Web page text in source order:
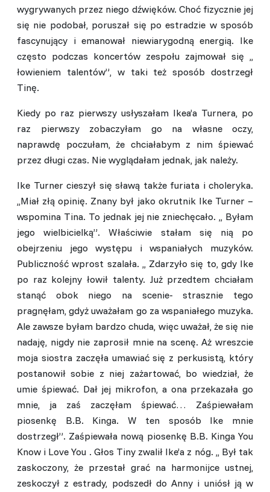
wygrywanych przez niego dźwięków. Choć fizycznie jej
się nie podobał, poruszał się po estradzie w sposób
fascynujący i emanował niewiarygodną energią. Ike
często podczas koncertów zespołu zajmował się ,,
łowieniem talentów”, w taki też sposób dostrzegł
Tinę.
Kiedy po raz pierwszy usłyszałam Ikea’a Turnera, po
raz pierwszy zobaczyłam go na własne oczy,
naprawdę poczułam, że chciałabym z nim śpiewać
przez długi czas. Nie wyglądałam jednak, jak należy.
Ike Turner cieszył się sławą także furiata i choleryka.
,,Miał złą opinię. Znany był jako okrutnik Ike Turner –
wspomina Tina. To jednak jej nie zniechęcało. ,, Byłam
jego wielbicielką”. Właściwie stałam się nią po
obejrzeniu jego występu i wspaniałych muzyków.
Publiczność wprost szalała. ,, Zdarzyło się to, gdy Ike
po raz kolejny łowił talenty. Już przedtem chciałam
stanąć obok niego na scenie- strasznie tego
pragnęłam, gdyż uważałam go za wspaniałego muzyka.
Ale zawsze byłam bardzo chuda, więc uważał, że się nie
nadaję, nigdy nie zaprosił mnie na scenę. Aż wreszcie
moja siostra zaczęła umawiać się z perkusistą, który
postanowił sobie z niej zażartować, bo wiedział, że
umie śpiewać. Dał jej mikrofon, a ona przekazała go
mnie, ja zaś zaczęłam śpiewać… Zaśpiewałam
piosenkę B.B. Kinga. W ten sposób Ike mnie
dostrzegł”. Zaśpiewała nową piosenkę B.B. Kinga You
Know i Love You . Głos Tiny zwalił Ike’a z nóg. ,, Był tak
zaskoczony, że przestał grać na harmonijce ustnej,
zeskoczył z estrady, podszedł do Anny i uniósł ją w